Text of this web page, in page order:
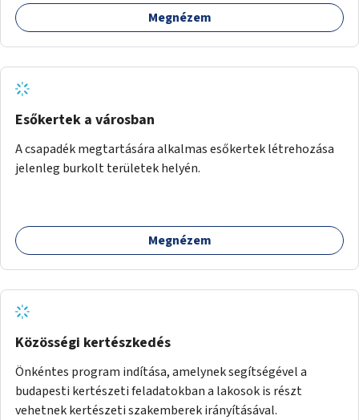
Megnézem
Esőkertek a városban
A csapadék megtartására alkalmas esőkertek létrehozása
jelenleg burkolt területek helyén.
Megnézem
Közösségi kertészkedés
Önkéntes program indítása, amelynek segítségével a
budapesti kertészeti feladatokban a lakosok is részt
vehetnek kertészeti szakemberek irányításával.